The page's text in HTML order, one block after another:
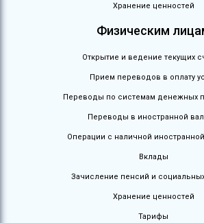
Хранение ценностей
Физическим
Открытие и ведение текущих
Прием переводов в оплату
Переводы по системам денежных
Переводы в иностранной
Операции с наличной
Вклады
Зачисление пенсий и
Хранение ценностей
Тарифы